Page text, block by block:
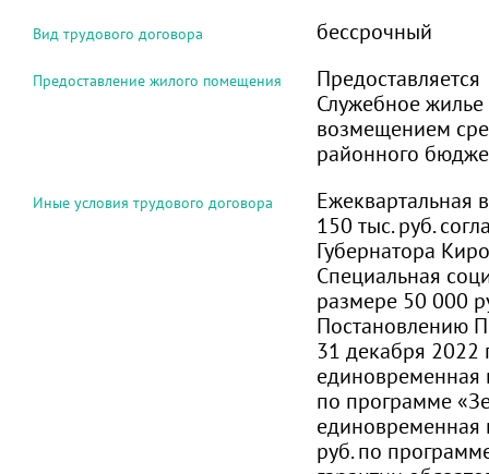
Вид трудового договора бессрочный
Предоставление жилого помещения
Предоставляется
Служебное
возмещением
районного
Иные условия трудового договора
Ежеквартальная
150 тыс. руб.
Губернатора
Специальная
размере 50 000
Постановлению
31 декабря 2022
единовременная
по программе
единовременная
руб. по